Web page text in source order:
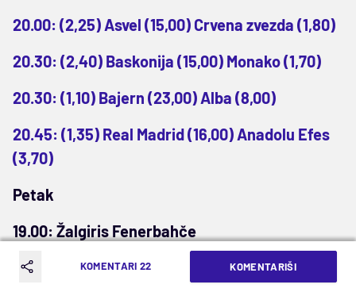
20.00: (2,25) Asvel (15,00) Crvena zvezda (1,80)
20.30: (2,40) Baskonija (15,00) Monako (1,70)
20.30: (1,10) Bajern (23,00) Alba (8,00)
20.45: (1,35) Real Madrid (16,00) Anadolu Efes
(3,70)
Petak
19.00: Žalgiris Fenerbahče
20.30: Barselona Pariz
KOMENTARI 22 KOMENTARIŠI